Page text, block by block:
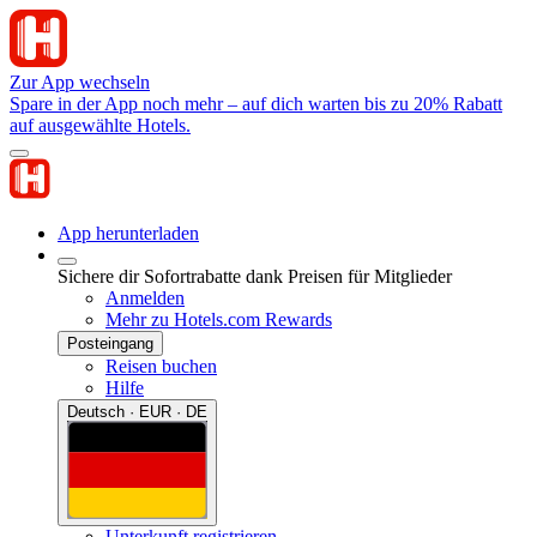
Zur App wechseln
Spare in der App noch mehr – auf dich warten bis zu 20% Rabatt
auf ausgewählte Hotels.
App herunterladen
Sichere dir Sofortrabatte dank Preisen für Mitglieder
Anmelden
Mehr zu Hotels.com Rewards
Posteingang
Reisen buchen
Hilfe
Deutsch · EUR · DE